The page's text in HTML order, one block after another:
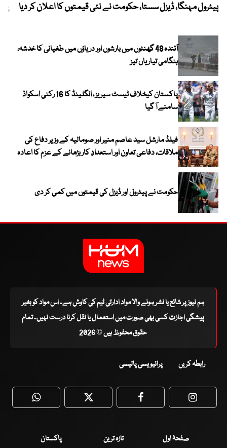
پیٹرول مہنگا، ڈیزل سستا، حکومت نے نئی قیمتوں کا اعلان کر دیا
آئندہ 48 گھنٹوں میں بارشوں اور دریاؤں میں طغیانی کا خدشہ،
ہنگامی تیاریاں تیز
پاکستان کیخلاف ٹیسٹ سیریز ، انگلینڈ کا 16 رکنی اسکواڈ
سامنے آ گیا
فیلڈ مارشل سید عاصم منیر اور صومالیہ کے وزیر دفاع کی
ملاقات، دفاعی تعاون اور استعدادِ کار بڑھانے کے عزم کا اعادہ
حکومت نے پیٹرول اور ڈیزل کی قیمتوں میں کمی کر دی
ہم نیوز پر شائع یا نشر ہونے والا مواد ادارتی ٹیم کی کاوش ہے۔ اس مواد کو بغیر
پیشگی اجازت کسی بھی صورت میں استعمال یا نقل کرنا درست نہیں۔ تمام
حقوق محفوظ ہیں © 2026
رابطہ کریں پرائیویسی پالیسی
WhatsApp Twitter Facebook
صفحۂ اول تازہ ترین
پاکستان